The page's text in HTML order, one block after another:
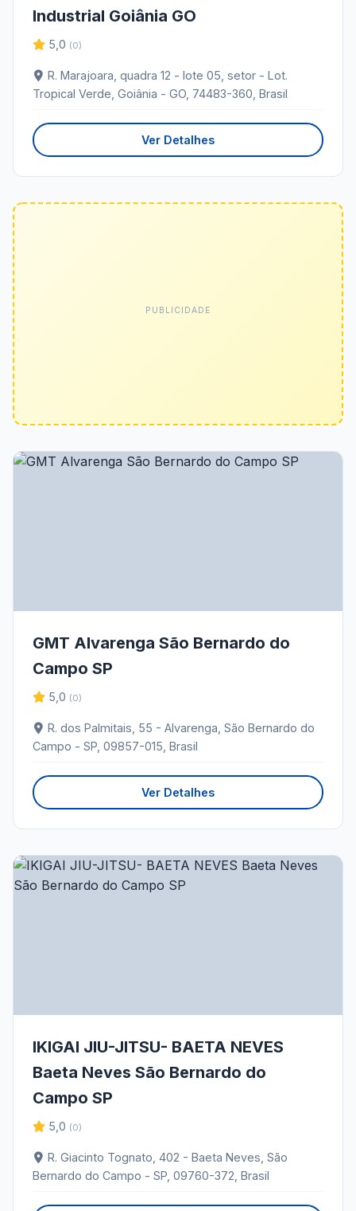
Industrial Goiânia GO
5,0 (0)
R. Marajoara, quadra 12 - lote 05, setor - Lot.
Tropical Verde, Goiânia - GO, 74483-360, Brasil
Ver Detalhes
GMT Alvarenga São Bernardo do
Campo SP
5,0 (0)
R. dos Palmitais, 55 - Alvarenga, São Bernardo do
Campo - SP, 09857-015, Brasil
Ver Detalhes
IKIGAI JIU-JITSU- BAETA NEVES
Baeta Neves São Bernardo do
Campo SP
5,0 (0)
R. Giacinto Tognato, 402 - Baeta Neves, São
Bernardo do Campo - SP, 09760-372, Brasil